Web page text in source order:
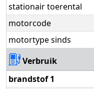
stationair toerental
motorcode
motortype sinds
Verbruik
brandstof 1